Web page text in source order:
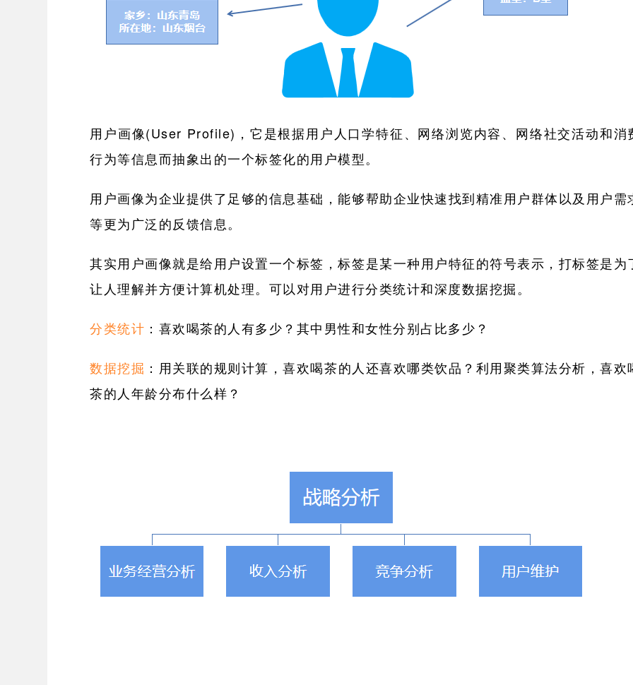
用户画像(User Profile)，它是根据用户人口学特征、网络浏览内容、网络社交活动和消
行为等信息而抽象出的一个标签化的用户模型。
用户画像为企业提供了足够的信息基础，能够帮助企业快速找到精准用户群体以及用户需
等更为广泛的反馈信息。
其实用户画像就是给用户设置一个标签，标签是某一种用户特征的符号表示，打标签是为
让人理解并方便计算机处理。可以对用户进行分类统计和深度数据挖掘。
分类统计 ：喜欢喝茶的人有多少？其中男性和女性分别占比多少？
数据挖掘 ：用关联的规则计算，喜欢喝茶的人还喜欢哪类饮品？利用聚类算法分析，喜欢
茶的人年龄分布什么样？